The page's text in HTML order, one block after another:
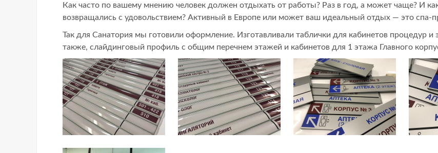
Как часто по вашему мнению человек должен отдыхать от работы? Раз в год, а может чаще? И
возвращались с удовольствием? Активный в Европе или может ваш идеальный отдых — это спа-
Так для Санатория мы готовили оформление. Изготавливали таблички для кабинетов процедур
также, слайдинговый профиль с общим перечнем этажей и кабинетов для 1 этажа Главного